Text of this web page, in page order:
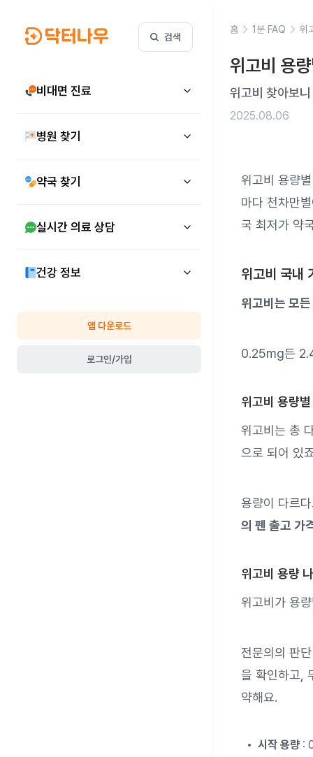
검색
비대면 진료
병원 찾기
약국 찾기
실시간 의료 상담
건강 정보
앱 다운로드
로그인/가입
홈 1분 FAQ 위
위고비 용
위고비 찾아보
2025.08.06
위고비 용량
마다 천차만
국 최저가 약
위고비 국내
위고비는 모
0.25mg든
위고비 용량
위고비는 총
으로 되어 있
용량이 다르
의 펜 출고 가
위고비 용량
위고비가 용
전문의의 판
을 확인하고,
약해요.
시작 용량 :